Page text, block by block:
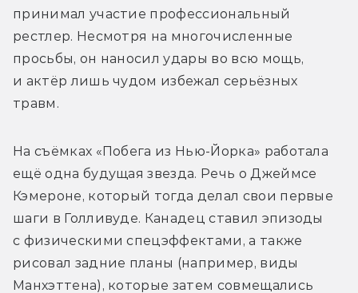
принимал участие профессиональный
рестлер. Несмотря на многочисленные
просьбы, он наносил удары во всю мощь,
и актёр лишь чудом избежал серьёзных
травм.
На съёмках «Побега из Нью-Йорка» работала
ещё одна будущая звезда. Речь о Джеймсе
Кэмероне, который тогда делал свои первые
шаги в Голливуде. Канадец ставил эпизоды
с физическими спецэффектами, а также
рисовал задние планы (например, виды
Манхэттена), которые затем совмещались